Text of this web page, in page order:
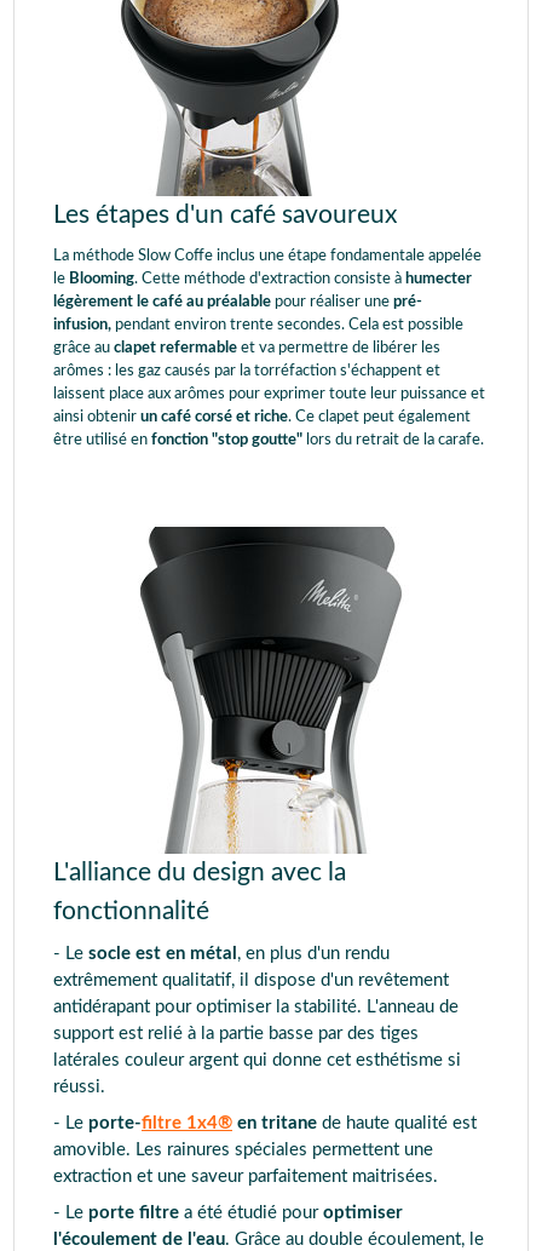
Les étapes d'un café savoureux
La méthode Slow Coffe inclus une étape fondamentale appelée
le Blooming. Cette méthode d'extraction consiste à humecter
légèrement le café au préalable pour réaliser une pré-
infusion, pendant environ trente secondes. Cela est possible
grâce au clapet refermable et va permettre de libérer les
arômes : les gaz causés par la torréfaction s'échappent et
laissent place aux arômes pour exprimer toute leur puissance et
ainsi obtenir un café corsé et riche. Ce clapet peut également
être utilisé en fonction "stop goutte" lors du retrait de la carafe.
L'alliance du design avec la
fonctionnalité
- Le socle est en métal , en plus d'un rendu
extrêmement qualitatif, il dispose d'un revêtement
antidérapant pour optimiser la stabilité. L'anneau de
support est relié à la partie basse par des tiges
latérales couleur argent qui donne cet esthétisme si
réussi.
- Le porte-filtre 1x4® en tritane de haute qualité est
amovible. Les rainures spéciales permettent une
extraction et une saveur parfaitement maitrisées.
- Le porte filtre a été étudié pour optimiser
l'écoulement de l'eau. Grâce au double écoulement, le